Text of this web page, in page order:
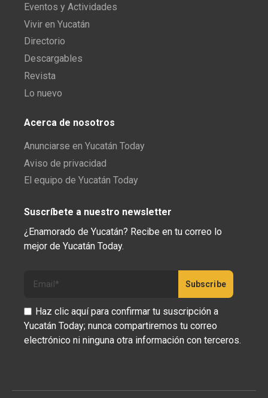
Eventos y Actividades
Vivir en Yucatán
Directorio
Descargables
Revista
Lo nuevo
Acerca de nosotros
Anunciarse en Yucatán Today
Aviso de privacidad
El equipo de Yucatán Today
Suscríbete a nuestro newsletter
¿Enamorado de Yucatán? Recibe en tu correo lo
mejor de Yucatán Today.
Haz clic aquí para confirmar tu suscripción a
Yucatán Today; nunca compartiremos tu correo
electrónico ni ninguna otra información con terceros.